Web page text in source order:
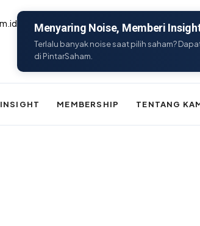
Menyaring Noise, Memberi
Terlalu banyak noise saat pilih saham?
di PintarSaham.
INSIGHT MEMBERSHIP TENTANG